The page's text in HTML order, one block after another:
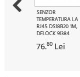
SENZOR
TEMPERATURA LA
RJ45 DS18B20 1M,
DELOCK 91384
76.80 Lei